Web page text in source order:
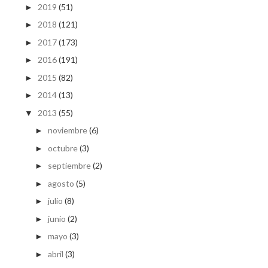
► 2019 (51)
► 2018 (121)
► 2017(173)
► 2016(191)
► 2015 (82)
► 2014(13)
▼ 2013 (55)
► noviembre(6)
► octubre(3)
► septiembre(2)
► agosto (5)
► julio (8)
► junio (2)
► mayo (3)
► abril (3)